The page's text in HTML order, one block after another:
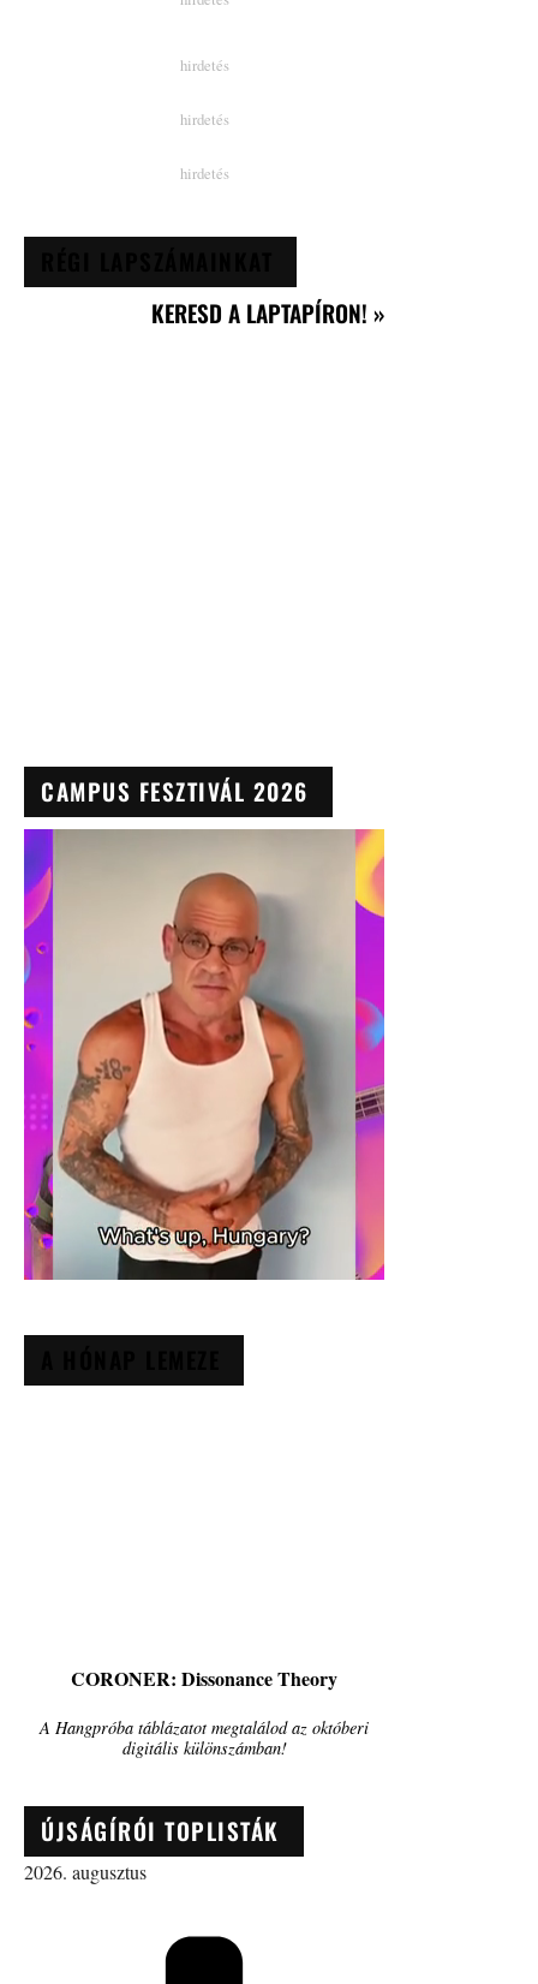
KERESD A LAPTAPÍRON! »
CAMPUS FESZTIVÁL 2026
CORONER: Dissonance Theory
A Hangpróba táblázatot megtalálod az októberi
digitális különszámban!
ÚJSÁGÍRÓI TOPLISTÁK
2026. augusztus